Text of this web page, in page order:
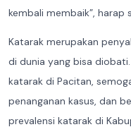
kembali membaik”, harap
Katarak merupakan
di dunia yang bisa
katarak di Pacitan,
penanganan kasus, dan
prevalensi katarak di